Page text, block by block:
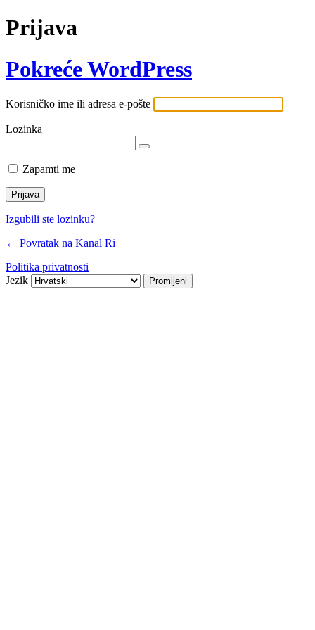
Prijava
Pokreće WordPress
Korisničko ime ili adresa e-pošte
Lozinka
Zapamti me
Izgubili ste lozinku?
← Povratak na Kanal Ri
Politika privatnosti
Jezik